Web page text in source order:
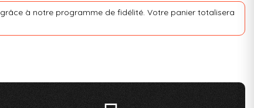
grâce à notre programme de fidélité. Votre panier totalisera